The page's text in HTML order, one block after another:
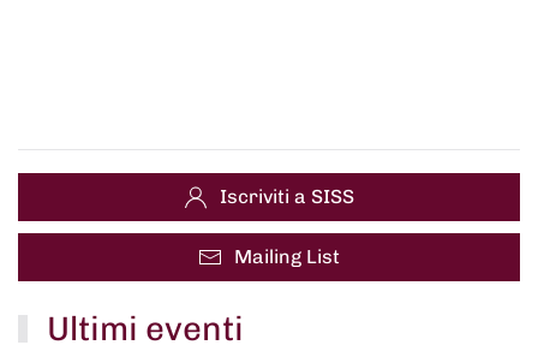
Iscriviti a SISS
Mailing List
Ultimi eventi